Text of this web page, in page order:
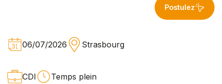
Postulez
06/07/2026 Strasbourg
CDI Temps plein